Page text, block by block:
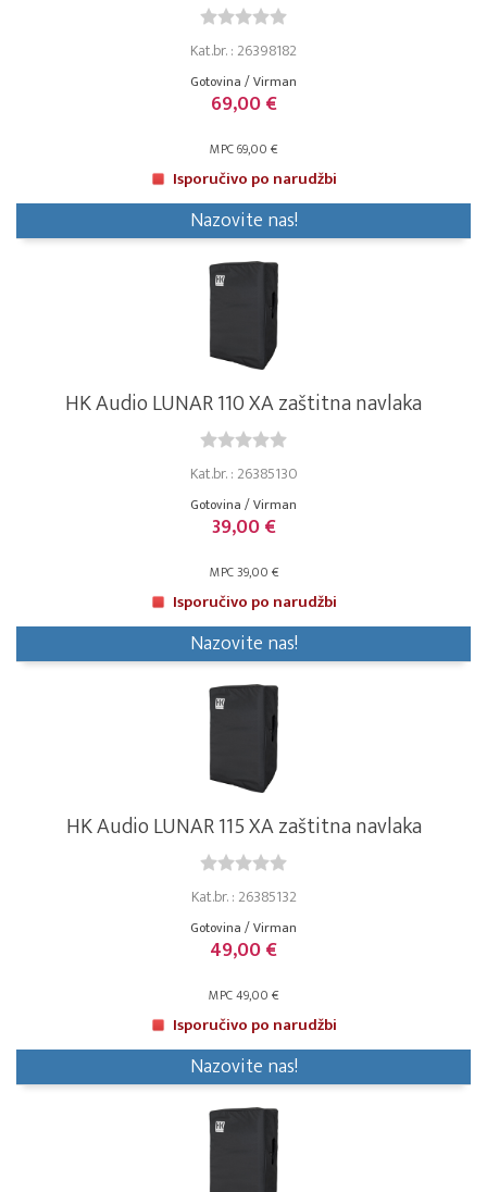
Kat.br. : 26398182
Gotovina / Virman
69,00 €
MPC 69,00 €
Isporučivo po narudžbi
Nazovite nas!
HK Audio LUNAR 110 XA zaštitna navlaka
Kat.br. : 26385130
Gotovina / Virman
39,00 €
MPC 39,00 €
Isporučivo po narudžbi
Nazovite nas!
HK Audio LUNAR 115 XA zaštitna navlaka
Kat.br. : 26385132
Gotovina / Virman
49,00 €
MPC 49,00 €
Isporučivo po narudžbi
Nazovite nas!